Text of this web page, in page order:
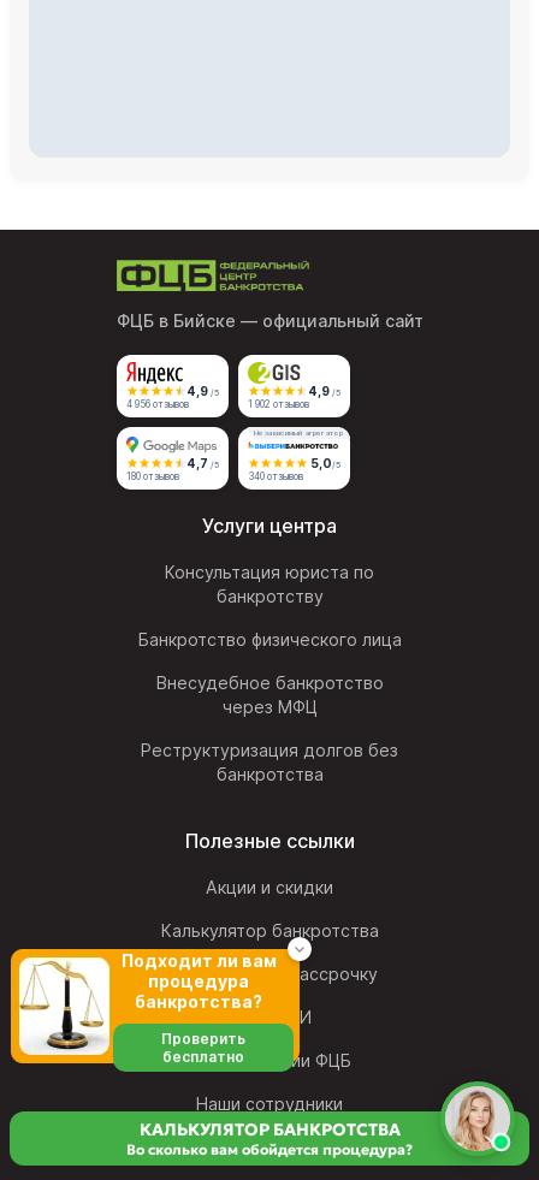
ФЦБ в Бийске — официальный сайт
4,9 /5
4 956 отзывов
4,9 /5
1 902 отзывов
4,7 /5
180 отзывов
Независимый агрегатор
5,0/5
340 отзывов
Услуги центра
Консультация юриста по
банкротству
Банкротство физического лица
Внесудебное банкротство
через МФЦ
Реструктуризация долгов без
банкротства
Полезные ссылки
Акции и скидки
Калькулятор банкротства
Банкротство в рассрочку
Мы в СМИ
Блог компании ФЦБ
Наши сотрудники
Вакансии
КАЛЬКУЛЯТОР БАНКРОТСТВА
Во сколько вам обойдется процедура?
Подходит ли вам
процедура
банкротства?
Проверить
бесплатно